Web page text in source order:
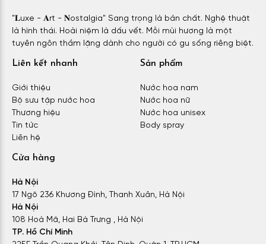
"𝐋uxe - 𝐀rt - 𝐍ostalgia" Sang trọng là bản chất. Nghệ thuật
là hình thái. Hoài niệm là dấu vết. Mỗi mùi hương là một
tuyên ngôn thầm lặng dành cho người có gu sống riêng biệt.
Liên kết nhanh
Giới thiệu
Bộ sưu tập nước hoa
Thương hiệu
Tin tức
Liên hệ
Sản phẩm
Nước hoa nam
Nước hoa nữ
Nước hoa unisex
Body spray
Cửa hàng
Hà Nội
17 Ngõ 236 Khương Đình, Thanh Xuân, Hà Nội
Hà Nội
108 Hoà Mã, Hai Bà Trưng , Hà Nội
TP. Hồ Chí Minh